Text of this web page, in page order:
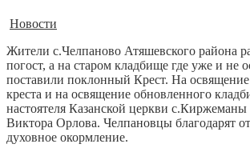
Новости
Жители с.Челпаново Атяшевского района
погост, а на старом кладбище где уже и не
поставили поклонный Крест. На
креста и на освящение обновленного
настоятеля Казанской церкви с.Киржеманы
Виктора Орлова. Челпановцы благодарят
духовное окормление.